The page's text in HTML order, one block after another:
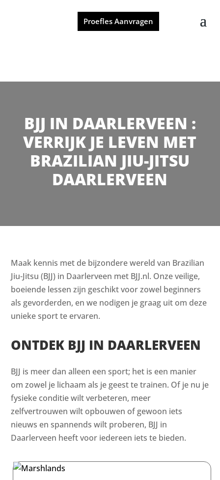
Proefles Aanvragen
BJJ IN DAARLERVEEN :
VERRIJK JE LEVEN MET
BRAZILIAN JIU-JITSU
DAARLERVEEN
Maak kennis met de bijzondere wereld van Brazilian
Jiu-Jitsu (BJJ) in Daarlerveen met BJJ.nl. Onze veilige,
boeiende lessen zijn geschikt voor zowel beginners
als gevorderden, en we nodigen je graag uit om deze
unieke sport te ervaren.
ONTDEK BJJ IN DAARLERVEEN
BJJ is meer dan alleen een sport; het is een manier
om zowel je lichaam als je geest te trainen. Of je nu je
fysieke conditie wilt verbeteren, meer
zelfvertrouwen wilt opbouwen of gewoon iets
nieuws en spannends wilt proberen, BJJ in
Daarlerveen heeft voor iedereen iets te bieden.